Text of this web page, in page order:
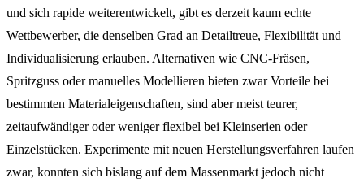
und sich rapide weiterentwickelt, gibt es derzeit kaum echte
Wettbewerber, die denselben Grad an Detailtreue, Flexibilität und
Individualisierung erlauben. Alternativen wie CNC-Fräsen,
Spritzguss oder manuelles Modellieren bieten zwar Vorteile bei
bestimmten Materialeigenschaften, sind aber meist teurer,
zeitaufwändiger oder weniger flexibel bei Kleinserien oder
Einzelstücken. Experimente mit neuen Herstellungsverfahren laufen
zwar, konnten sich bislang auf dem Massenmarkt jedoch nicht